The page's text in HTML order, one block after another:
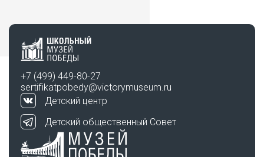
+7 (499) 449-80-27
sertifikatpobedy@victorymuseum.ru
Детский центр
Детский общественный Совет